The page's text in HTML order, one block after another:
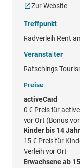
Zur Website
Treffpunkt
Radverleih Rent
Veranstalter
Ratschings
Preise
activeCard
0 € Preis für
vor Ort (Bonus
Kinder bis 14
15 € Preis für
Verleih vor Ort
Erwachsene ab